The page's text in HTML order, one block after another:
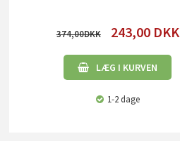
374,00 243,00 DKK
LÆG I KURVEN
1-2 dage